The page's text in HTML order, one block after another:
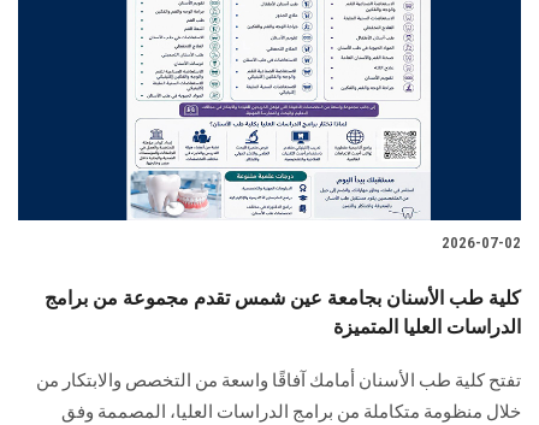
2026-07-02
كلية طب الأسنان بجامعة عين شمس تقدم مجموعة من برامج
الدراسات العليا المتميزة
تفتح كلية طب الأسنان أمامك آفاقًا واسعة من التخصص والابتكار من
خلال منظومة متكاملة من برامج الدراسات العليا، المصممة وفق